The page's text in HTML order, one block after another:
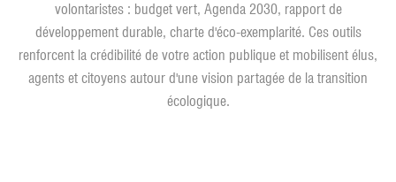
volontaristes : budget vert, Agenda 2030, rapport de
développement durable, charte d'éco-exemplarité. Ces outils
renforcent la crédibilité de votre action publique et mobilisent élus,
agents et citoyens autour d'une vision partagée de la transition
écologique.